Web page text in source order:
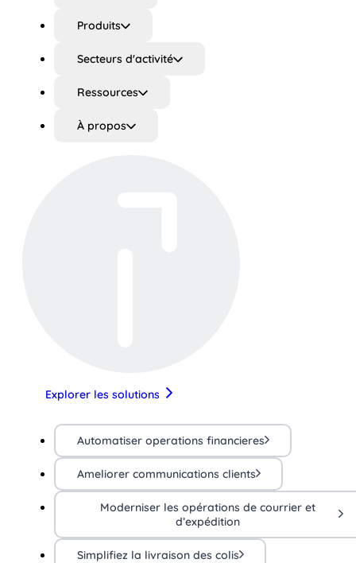
Produits
Secteurs d'activité
Ressources
À propos
Explorer les solutions
Automatiser operations financieres
Ameliorer communications clients
Moderniser les opérations de courrier et
d’expédition
Simplifiez la livraison des colis